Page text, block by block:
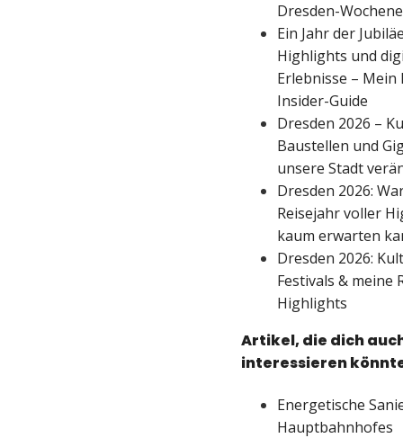
Dresden-
Ein Jahr der
Highlights und
Erlebnisse – Mein
Insider-Guide
Dresden 2026 –
Baustellen und
unsere Stadt
Dresden 2026:
Reisejahr voller
kaum erwarten
Dresden 2026:
Festivals & meine
Highlights
Artikel, die dich
interessieren
Energetische
Hauptbahnhofes